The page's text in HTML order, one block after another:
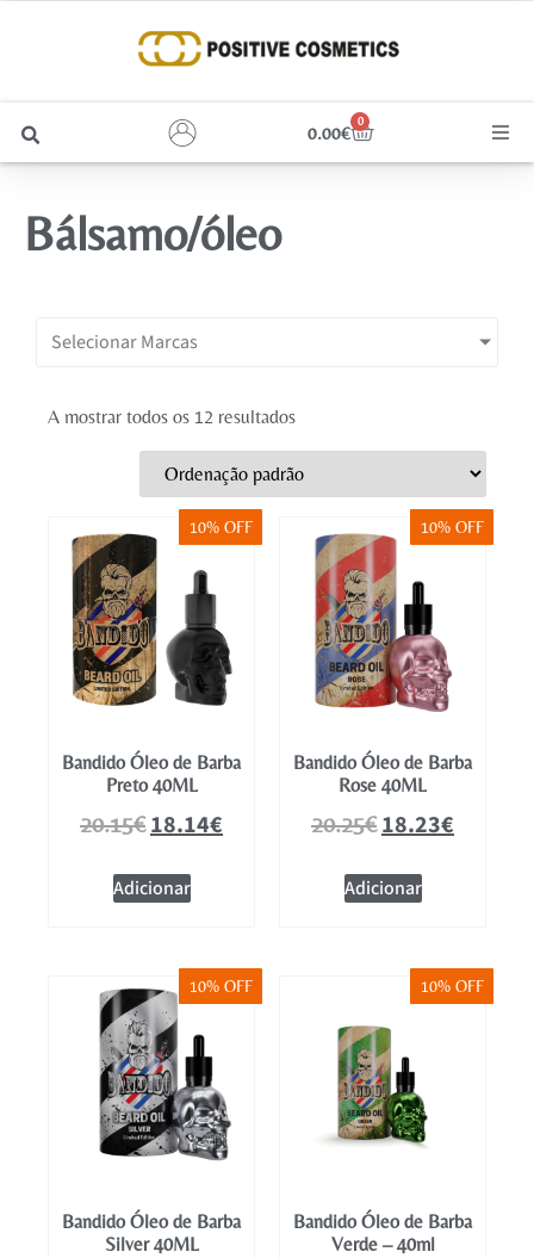
0.00€
0
Unhas
Mobiliário
Bálsamo/óleo
Selecionar Marcas
A mostrar todos os 12 resultados
10% OFF
Bandido Óleo de Barba
Preto 40ML
20.15€18.14€
Adicionar
10% OFF
Bandido Óleo de Barba
Rose 40ML
20.25€18.23€
Adicionar
10% OFF
Bandido Óleo de Barba
Silver 40ML
10% OFF
Bandido Óleo de Barba
Verde – 40ml